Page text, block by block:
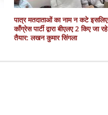
पात्र मतदाताओं का नाम न कटे इसलिए
काँग्रेस पार्टी द्वारा बीएलए 2 किए जा रहे
तैयार: लखन कुमार सिंगला